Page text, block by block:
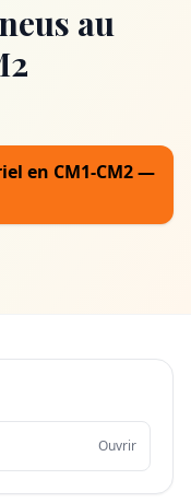
au
en CM1-CM2 —
Ouvrir